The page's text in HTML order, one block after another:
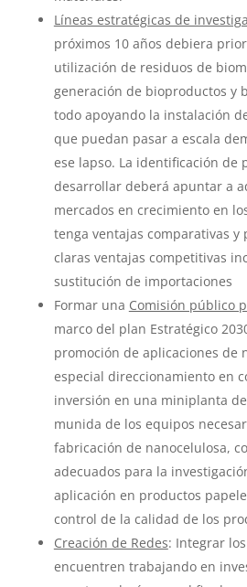
Líneas estratégicas de
próximos 10 años debiera
utilización de residuos de
generación de bioproductos y
todo apoyando la instalación
que puedan pasar a escala
ese lapso. La identificación de
desarrollar deberá apuntar a
mercados en crecimiento en
tenga ventajas comparativas
claras ventajas competitivas
sustitución de importaciones
Formar una Comisión público
marco del plan Estratégico
promoción de aplicaciones de
especial direccionamiento en
inversión en una miniplanta
munida de los equipos
fabricación de nanocelulosa,
adecuados para la
aplicación en productos
control de la calidad de los
Creación de Redes: Integrar
encuentren trabajando en